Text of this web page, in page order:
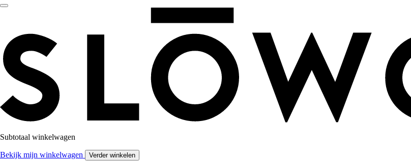
Subtotaal winkelwagen
Bekijk mijn winkelwagen Verder winkelen